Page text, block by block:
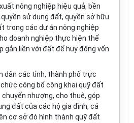
nông nghiệp hiệu quả, bền
sử dụng đất, quyền sở hữu
t trong các dự án nông nghiệp
doanh nghiệp thực hiện thế
gắn liền với đất để huy động vốn
dân các tỉnh, thành phố trực
công bố công khai quỹ đất
nhượng, cho thuê, góp
đất của các hộ gia đình, cá
cơ sở đó hình thành quỹ đất